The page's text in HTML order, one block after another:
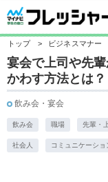
トップ > ビジネスマナー
宴会で上司や先
かわす方法とは？
飲み会・宴会
飲み会 職場 先輩・
社会人 コミュニケーショ